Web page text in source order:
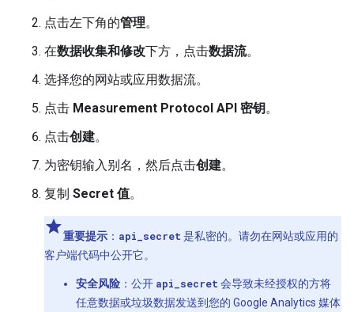
点击左下角的管理。
在数据收集和修改下方，点击数据流。
选择您的网站或应用数据流。
点击 Measurement Protocol API 密钥。
点击创建。
为密钥输入别名，然后点击创建。
复制 Secret 值。
重要提示 ： api_secret 是私密的。请勿在网站或应用的
客户端代码中公开它。
安全风险 ：公开 api_secret 会导致未经授权的方将
任意数据或垃圾数据发送到您的 Google Analytics 媒体